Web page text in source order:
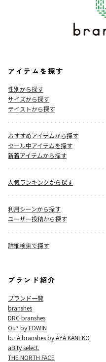
アイテムを探す
性別から探す
サイズから探す
テイストから探す
おすすめアイテムから探す
セール中アイテムを探す
新着アイテムから探す
人気ランキングから探す
利用シーンから探す
ユーザー投稿から探す
詳細検索で探す
ブランド紹介
ブランド一覧
branshes
DRC branshes
Ou? by EDWIN
b.+A branshes by AYA KANEKO
aBity select.
THE NORTH FACE